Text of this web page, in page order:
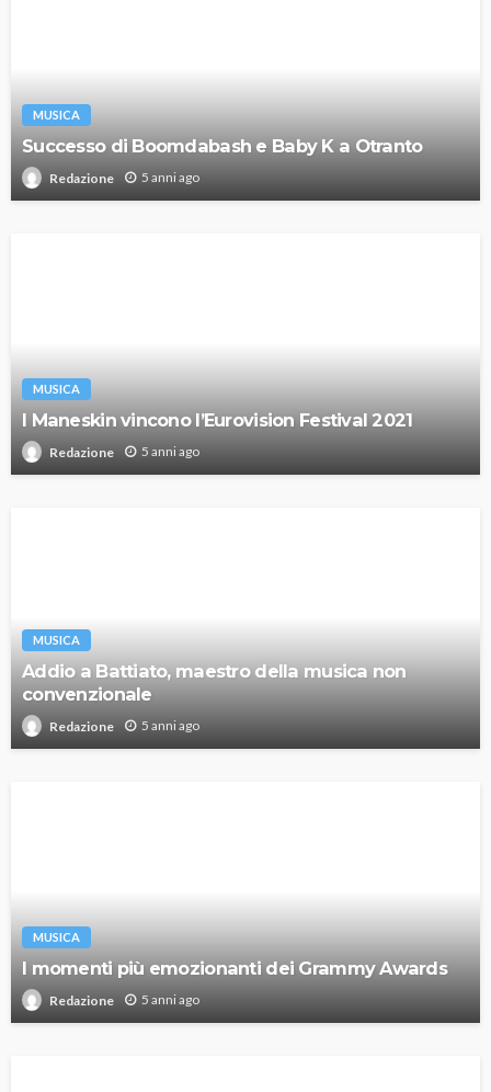
MUSICA
Successo di Boomdabash e Baby K a Otranto
Redazione 5 anni ago
MUSICA
I Maneskin vincono l’Eurovision Festival 2021
Redazione 5 anni ago
MUSICA
Addio a Battiato, maestro della musica non
convenzionale
Redazione 5 anni ago
MUSICA
I momenti più emozionanti dei Grammy Awards
Redazione 5 anni ago